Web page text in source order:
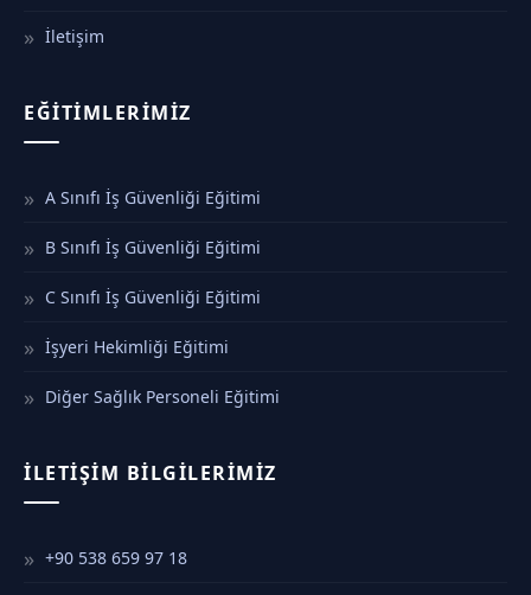
İletişim
EĞITIMLERIMIZ
A Sınıfı İş Güvenliği Eğitimi
B Sınıfı İş Güvenliği Eğitimi
C Sınıfı İş Güvenliği Eğitimi
İşyeri Hekimliği Eğitimi
Diğer Sağlık Personeli Eğitimi
İLETIŞIM BILGILERIMIZ
+90 538 659 97 18